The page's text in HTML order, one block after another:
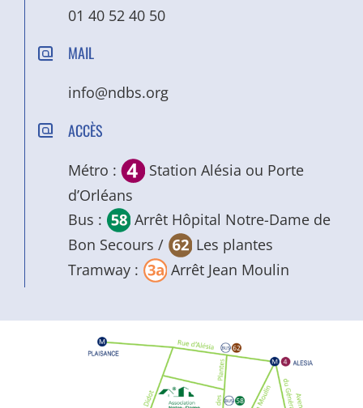
01 40 52 40 50
MAIL
info@ndbs.org
ACCÈS
Métro :
Station Alésia ou Porte
d’Orléans
Bus :
Arrêt Hôpital Notre-Dame de
Bon Secours /
Les plantes
Tramway :
Arrêt Jean Moulin